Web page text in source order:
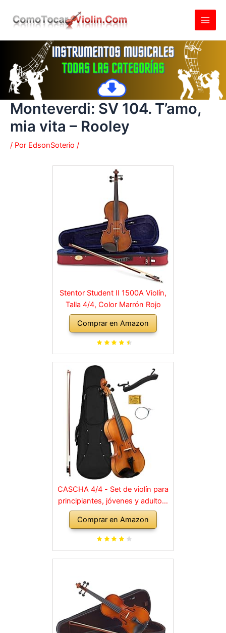
Monteverdi: SV 104. T’amo,
mia vita – Rooley
/ Por EdsonSoterio /
Stentor Student II 1500A Violín,
Talla 4/4, Color Marrón Rojo
Comprar en Amazon
CASCHA 4/4 - Set de violín para
principiantes, jóvenes y adultos,
violín macizo con arco, colofonia,
cuerdas de repuesto, soporte
para hombro, maletín, abeto
Comprar en Amazon